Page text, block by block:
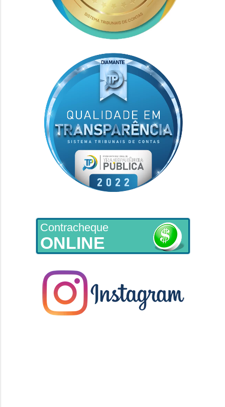
Contracheque
ONLINE